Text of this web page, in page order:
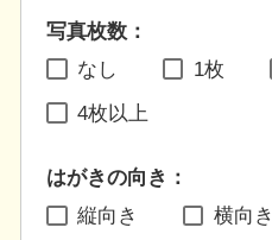
写真枚数：
なし
1枚
4枚以上
はがきの向き：
縦向き
横向き